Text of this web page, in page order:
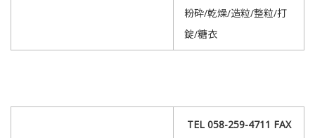
粉砕/乾燥/造粒/整粒/打
錠/糖衣
TEL 058-259-4711 FAX